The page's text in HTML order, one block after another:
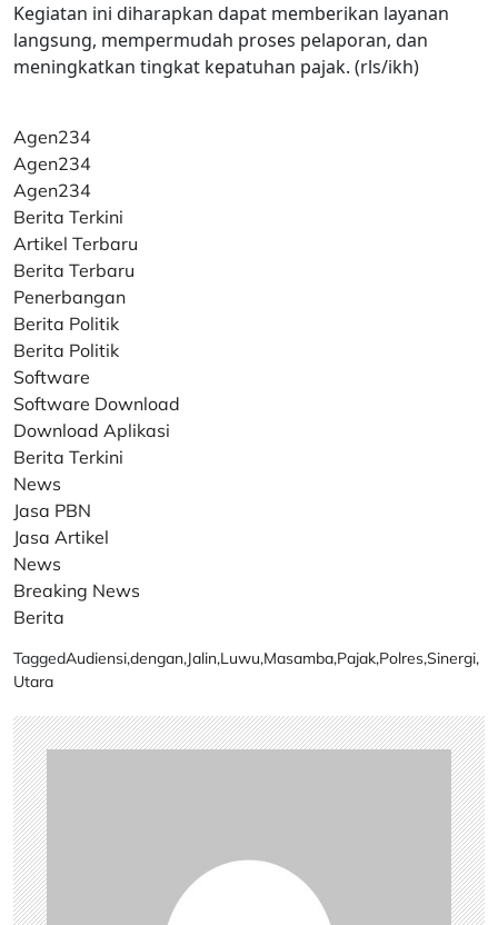
Kegiatan ini diharapkan dapat memberikan layanan
langsung, mempermudah proses pelaporan, dan
meningkatkan tingkat kepatuhan pajak. (rls/ikh)
Agen234
Agen234
Agen234
Berita Terkini
Artikel Terbaru
Berita Terbaru
Penerbangan
Berita Politik
Berita Politik
Software
Software Download
Download Aplikasi
Berita Terkini
News
Jasa PBN
Jasa Artikel
News
Breaking News
Berita
TaggedAudiensi,dengan,Jalin,Luwu,Masamba,Pajak,Polres,Sinergi,
Utara